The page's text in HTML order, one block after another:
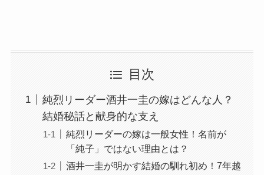
目次
純烈リーダー酒井一圭の嫁はどんな人？
結婚秘話と献身的な支え
純烈リーダーの嫁は一般女性！名前が
「純子」ではない理由とは？
酒井一圭が明かす結婚の馴れ初め！7年越